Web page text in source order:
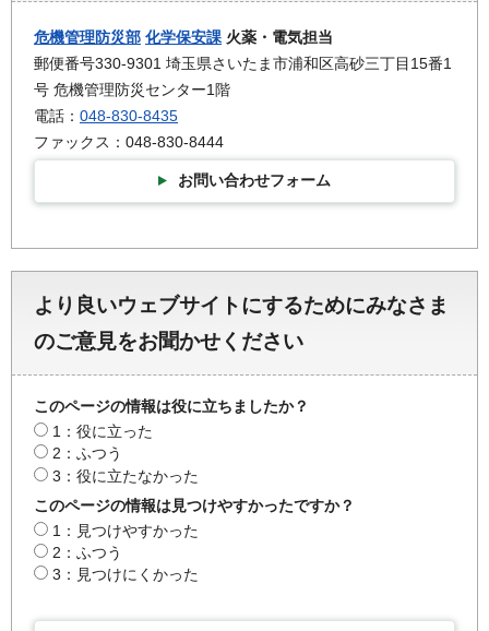
危機管理防災部 化学保安課 火薬・電気担当
郵便番号330-9301 埼玉県さいたま市浦和区高砂三丁目15番1
号 危機管理防災センター1階
電話： 048-830-8435
ファックス：048-830-8444
お問い合わせフォーム
より良いウェブサイトにするためにみなさま
のご意見をお聞かせください
このページの情報は役に立ちましたか？
1：役に立った
2：ふつう
3：役に立たなかった
このページの情報は見つけやすかったですか？
1：見つけやすかった
2：ふつう
3：見つけにくかった